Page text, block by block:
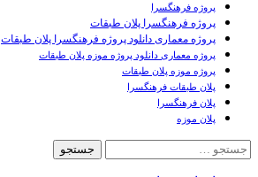
پروژه فرهنگسرا
پروژه فرهنگسرا پلان طبقات
پروژه معماری دانلود پروژه فرهنگسرا پلان طبقات
پروژه معماری دانلود پروژه موزه پلان طبقات
پروژه موزه پلان طبقات
پلان طبقات فرهنگسرا
پلان فرهنگسرا
پلان موزه
جستجو
برای: